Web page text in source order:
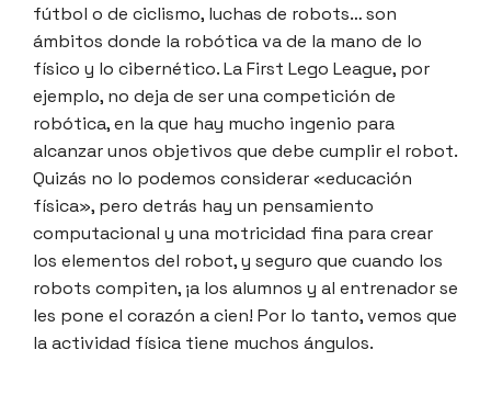
fútbol o de ciclismo, luchas de robots… son
ámbitos donde la robótica va de la mano de lo
físico y lo cibernético. La First Lego League, por
ejemplo, no deja de ser una competición de
robótica, en la que hay mucho ingenio para
alcanzar unos objetivos que debe cumplir el robot.
Quizás no lo podemos considerar «educación
física», pero detrás hay un pensamiento
computacional y una motricidad fina para crear
los elementos del robot, y seguro que cuando los
robots compiten, ¡a los alumnos y al entrenador se
les pone el corazón a cien! Por lo tanto, vemos que
la actividad física tiene muchos ángulos.